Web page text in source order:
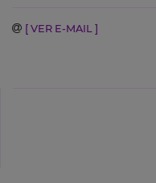
[ VER E-MAIL ]